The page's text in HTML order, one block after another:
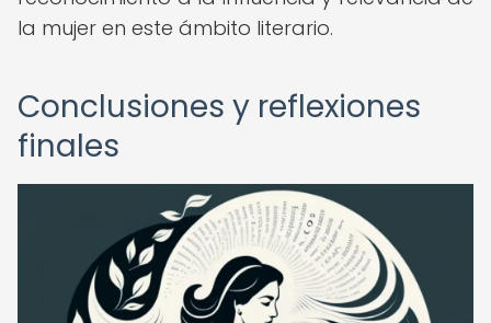
la mujer en este ámbito literario.
Conclusiones y reflexiones
finales